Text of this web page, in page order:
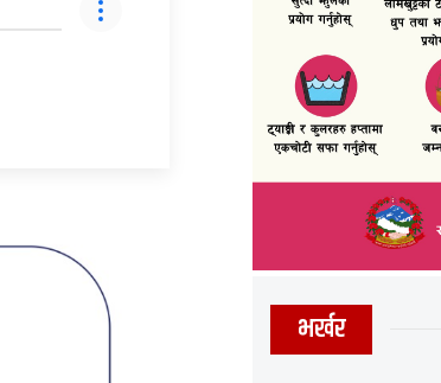
भर्खर